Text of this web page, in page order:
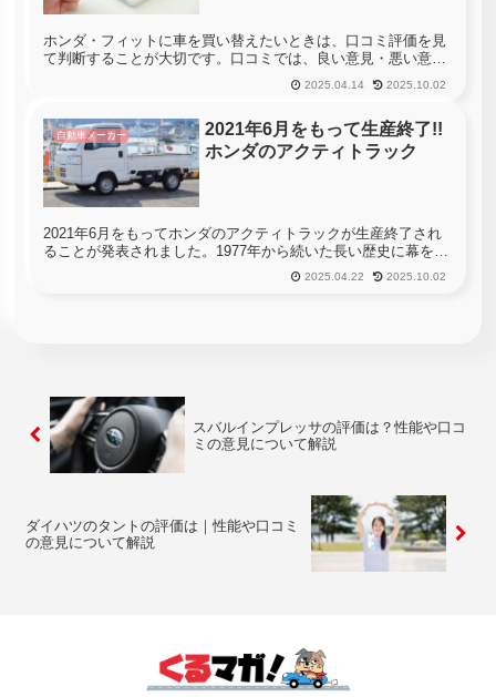
ホンダ・フィットに車を買い替えたいときは、口コミ評価を見
て判断することが大切です。口コミでは、良い意見・悪い意見
があるため、それを見て参考にできます。この記事では、フィ
ットの口コミ評価を中心に、車の性能および欠点を徹底解説し
2025.04.14 2025.10.02
自動車メーカー
2021年6月をもって生産終了!!
ホンダのアクティトラック
2021年6月をもってホンダのアクティトラックが生産終了され
ることが発表されました。1977年から続いた長い歴史に幕を閉
じるのです。こちらでは、日本の軽トラック市場を支え続けて
きたホンダのアクティトラックについてご紹介いたします。
2025.04.22 2025.10.02
スバルインプレッサの評価は？性能や口コ
ミの意見について解説
ダイハツのタントの評価は｜性能や口コミ
の意見について解説